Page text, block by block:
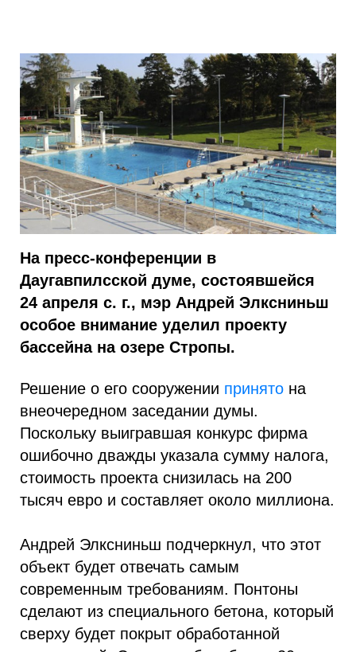
На пресс-конференции в
Даугавпилсской думе, состоявшейся
24 апреля с. г., мэр Андрей Элксниньш
особое внимание уделил проекту
бассейна на озере Стропы.
Решение о его сооружении принято на
внеочередном заседании думы.
Поскольку выигравшая конкурс фирма
ошибочно дважды указала сумму налога,
стоимость проекта снизилась на 200
тысяч евро и составляет около миллиона.
Андрей Элксниньш подчеркнул, что этот
объект будет отвечать самым
современным требованиям. Понтоны
сделают из специального бетона, который
сверху будет покрыт обработанной